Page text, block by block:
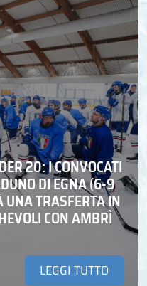
20: I CONVOCATI
DI EGNA (6-9
UNA TRASFERTA IN
CON AMBRÌ
LEGGI TUTTO